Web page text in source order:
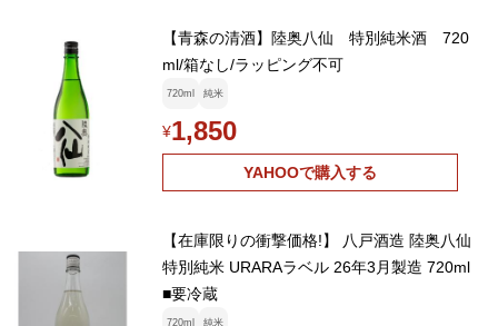
【青森の清酒】陸奥八仙 特別純米酒 720
ml/箱なし/ラッピング不可
720ml 純米
¥1,850
YAHOOで購入する
【在庫限りの衝撃価格!】 八戸酒造 陸奥八仙
特別純米 URARAラベル 26年3月製造 720ml
■要冷蔵
720ml 純米